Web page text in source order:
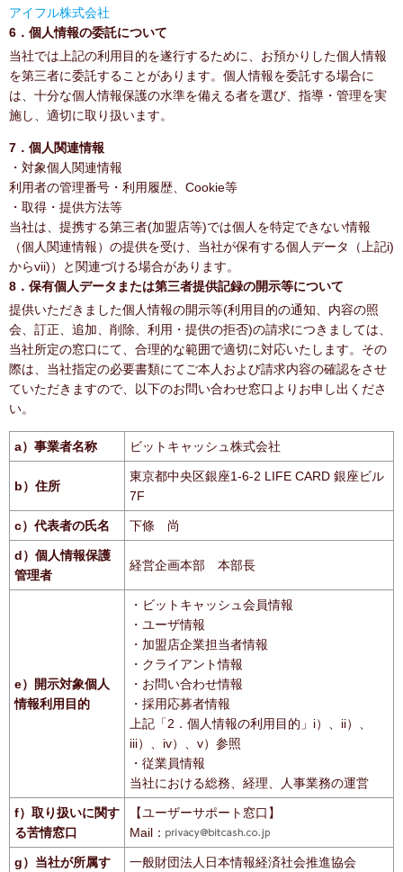
アイフル株式会社
6．個人情報の委託について
当社では上記の利用目的を遂行するために、お預かりした個人情報
を第三者に委託することがあります。個人情報を委託する場合に
は、十分な個人情報保護の水準を備える者を選び、指導・管理を実
施し、適切に取り扱います。
7．個人関連情報
・対象個人関連情報
利用者の管理番号・利用履歴、Cookie等
・取得・提供方法等
当社は、提携する第三者(加盟店等)では個人を特定できない情報
（個人関連情報）の提供を受け、当社が保有する個人データ（上記i)
からvii)）と関連づける場合があります。
8．保有個人データまたは第三者提供記録の開示等について
提供いただきました個人情報の開示等(利用目的の通知、内容の照
会、訂正、追加、削除、利用・提供の拒否)の請求につきましては、
当社所定の窓口にて、合理的な範囲で適切に対応いたします。その
際は、当社指定の必要書類にてご本人および請求内容の確認をさせ
ていただきますので、以下のお問い合わせ窓口よりお申し出くださ
い。
a）事業者名称 ビットキャッシュ株式会社
b）住所
東京都中央区銀座1-6-2 LIFE CARD 銀座ビル
7F
c）代表者の氏名 下條 尚
d）個人情報保護
管理者
経営企画本部 本部長
e）開示対象個人
情報利用目的
・ビットキャッシュ会員情報
・ユーザ情報
・加盟店企業担当者情報
・クライアント情報
・お問い合わせ情報
・採用応募者情報
上記「2．個人情報の利用目的」i）、ii）、
iii）、iv）、v）参照
・従業員情報
当社における総務、経理、人事業務の運営
f）取り扱いに関す
る苦情窓口
【ユーザーサポート窓口】
Mail：
g）当社が所属す
一般財団法人日本情報経済社会推進協会